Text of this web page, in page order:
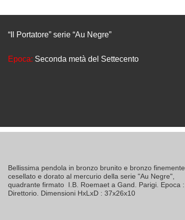
“Il Portatore” serie “Au Negre”
Epoca: Seconda metà del Settecento
Bellissima pendola in bronzo brunito e bronzo finemente
cesellato e dorato al mercurio della serie "Au Negre",
quadrante firmato I.B. Roemaet a Gand. Parigi. Epoca :
Direttorio. Dimensioni HxLxD : 37x26x10